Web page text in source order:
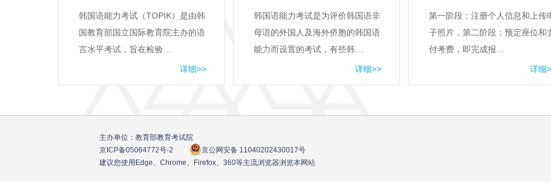
韩国语能力考试（TOPIK）是由韩
国教育部国立国际教育院主办的语
言水平考试，旨在检验…
详细>>
韩国语能力考试是为评价韩国语非
母语的外国人及海外侨胞的韩国语
能力而设置的考试，有些韩…
详细>>
第一阶段：注册个人信息和上传
子照片，第二阶段：预定座位和
付考费，即完成报…
详细
主办单位：教育部教育考试院
京ICP备05064772号-2
京公网安备 11040202430017号
建议您使用Edge、Chrome、Firefox、360等主流浏览器浏览本网站